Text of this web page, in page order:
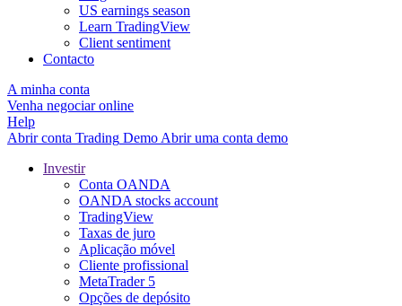
US earnings season
Learn TradingView
Client sentiment
Contacto
A minha conta
Venha negociar online
Help
Abrir conta Trading Demo Abrir uma conta demo
Investir
Conta OANDA
OANDA stocks account
TradingView
Taxas de juro
Aplicação móvel
Cliente profissional
MetaTrader 5
Opções de depósito